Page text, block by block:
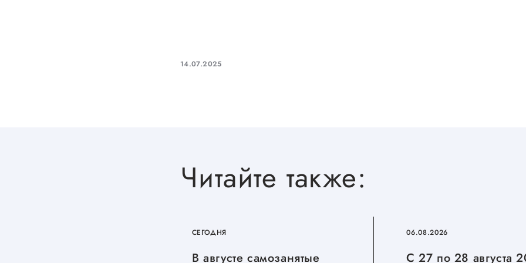
14.07.2025
Читайте также:
СЕГОДНЯ
В августе самозанятые
06.08.2026
С 27 по 28 августа